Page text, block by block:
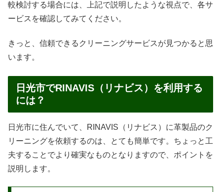
較検討する場合には、上記で説明したような視点で、各サ
ービスを確認してみてください。
きっと、信頼できるクリーニングサービスが見つかると思
います。
日光市でRINAVIS（リナビス）を利用する
には？
日光市に住んでいて、RINAVIS（リナビス）に革製品のク
リーニングを依頼するのは、とても簡単です。ちょっと工
夫することでより確実なものとなりますので、ポイントを
説明します。